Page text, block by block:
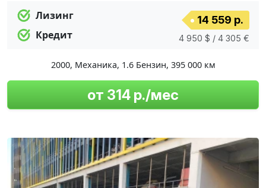
Лизинг
Кредит
14 559 р.
4 950 $ / 4 305 €
2000, Механика, 1.6 Бензин, 395 000 км
от 314 р./мес